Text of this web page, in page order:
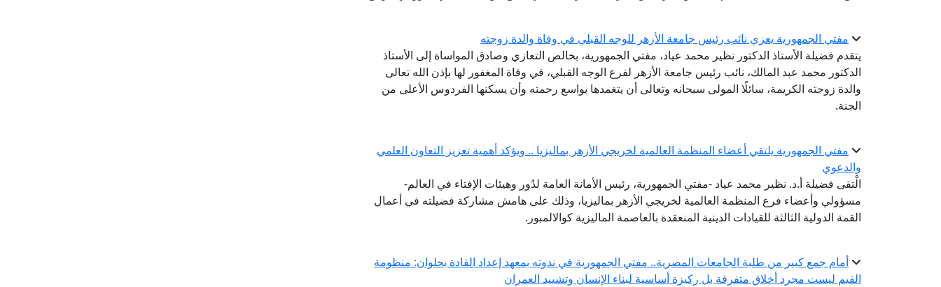
مفتي الجمهورية يعزي نائب رئيس جامعة الأزهر للوجه القبلي في وفاة والدة زوجته
يتقدم فضيلة الأستاذ الدكتور نظير محمد عياد، مفتي الجمهورية، بخالص التعازي وصادق المواساة إلى الأستاذ
الدكتور محمد عبد المالك، نائب رئيس جامعة الأزهر لفرع الوجه القبلي، في وفاة المغفور لها بإذن الله تعالى
والدة زوجته الكريمة، سائلًا المولى سبحانه وتعالى أن يتغمدها بواسع رحمته وأن يسكنها الفردوس الأعلى من
الجنة.
مفتي الجمهورية يلتقي أعضاء المنظمة العالمية لخريجي الأزهر بماليزيا .. ويؤكد أهمية تعزيز التعاون العلمي
والدعوي
الْتقى فضيلة أ.د. نظير محمد عياد -مفتي الجمهورية، رئيس الأمانة العامة لدُور وهيئات الإفتاء في العالم-
مسؤولي وأعضاء فرع المنظمة العالمية لخريجي الأزهر بماليزيا، وذلك على هامش مشاركة فضيلته في أعمال
القمة الدولية الثالثة للقيادات الدينية المنعقدة بالعاصمة الماليزية كوالالمبور.
أمام جمع كبير من طلبة الجامعات المصرية.. مفتي الجمهورية في ندوته بمعهد إعداد القادة بحلوان: منظومة
القيم ليست مجرد أخلاق متفرقة بل ركيزة أساسية لبناء الإنسان وتشييد العمران